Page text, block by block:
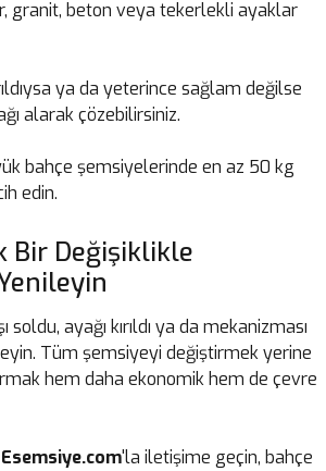
granit, beton veya tekerlekli ayaklar
ya da yeterince sağlam değilse
alarak çözebilirsiniz.
bahçe şemsiyelerinde en az 50 kg
edin.
Bir Değişiklikle
soldu, ayağı kırıldı ya da mekanizması
Tüm şemsiyeyi değiştirmek yerine
hem daha ekonomik hem de çevre
Esemsiye.com'la iletişime geçin, bahçe